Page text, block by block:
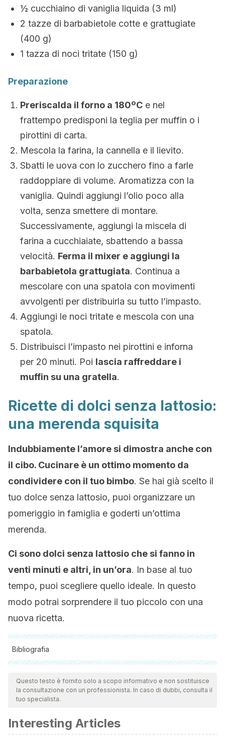
½ cucchiaino di vaniglia liquida (3 ml)
2 tazze di barbabietole cotte e grattugiate
(400 g)
1 tazza di noci tritate (150 g)
Preparazione
Preriscalda il forno a 180ºC e nel
frattempo predisponi la teglia per muffin o i
pirottini di carta.
Mescola la farina, la cannella e il lievito.
Sbatti le uova con lo zucchero fino a farle
raddoppiare di volume. Aromatizza con la
vaniglia. Quindi aggiungi l’olio poco alla
volta, senza smettere di montare.
Successivamente, aggiungi la miscela di
farina a cucchiaiate, sbattendo a bassa
velocità. Ferma il mixer e aggiungi la
barbabietola grattugiata. Continua a
mescolare con una spatola con movimenti
avvolgenti per distribuirla su tutto l’impasto.
Aggiungi le noci tritate e mescola con una
spatola.
Distribuisci l’impasto nei pirottini e inforna
per 20 minuti. Poi lascia raffreddare i
muffin su una gratella.
Ricette di dolci senza lattosio:
una merenda squisita
Indubbiamente l’amore si dimostra anche con
il cibo. Cucinare è un ottimo momento da
condividere con il tuo bimbo. Se hai già scelto il
tuo dolce senza lattosio, puoi organizzare un
pomeriggio in famiglia e goderti un’ottima
merenda.
Ci sono dolci senza lattosio che si fanno in
venti minuti e altri, in un’ora. In base al tuo
tempo, puoi scegliere quello ideale. In questo
modo potrai sorprendere il tuo piccolo con una
nuova ricetta.
Bibliografia
Tutte le fonti citate sono state esaminate a fondo dal nostro
team per garantirne la qualità, l'affidabilità, l'attualità e la
validità. La bibliografia di questo articolo è stata considerata
Costa J, Medina L, Meneses A (1998). Una revolución
Questo testo è fornito solo a scopo informativo e non sostituisce
la consultazione con un professionista. In caso di dubbi, consulta il
tuo specialista.
Interesting Articles